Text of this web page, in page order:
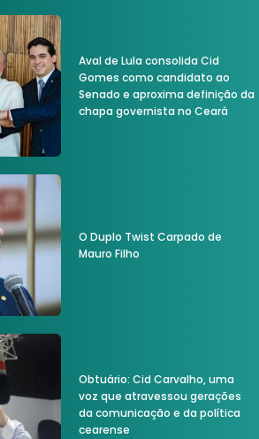
Aval de Lula consolida Cid
Gomes como candidato ao
Senado e aproxima definição da
chapa governista no Ceará
O Duplo Twist Carpado de
Mauro Filho
Obtuário: Cid Carvalho, uma
voz que atravessou gerações
da comunicação e da política
cearense